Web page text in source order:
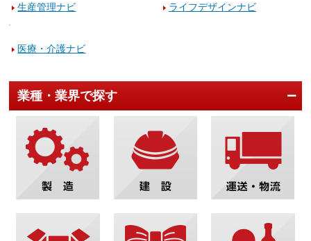
生産管理ナビ ライフデザインナビ
医療・介護ナビ
業種・業界で探す